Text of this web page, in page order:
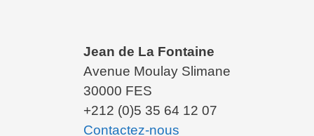
Jean de La Fontaine
Avenue Moulay Slimane
30000 FES
+212 (0)5 35 64 12 07
Contactez-nous